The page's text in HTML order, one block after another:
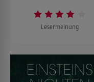
Lesermeinung